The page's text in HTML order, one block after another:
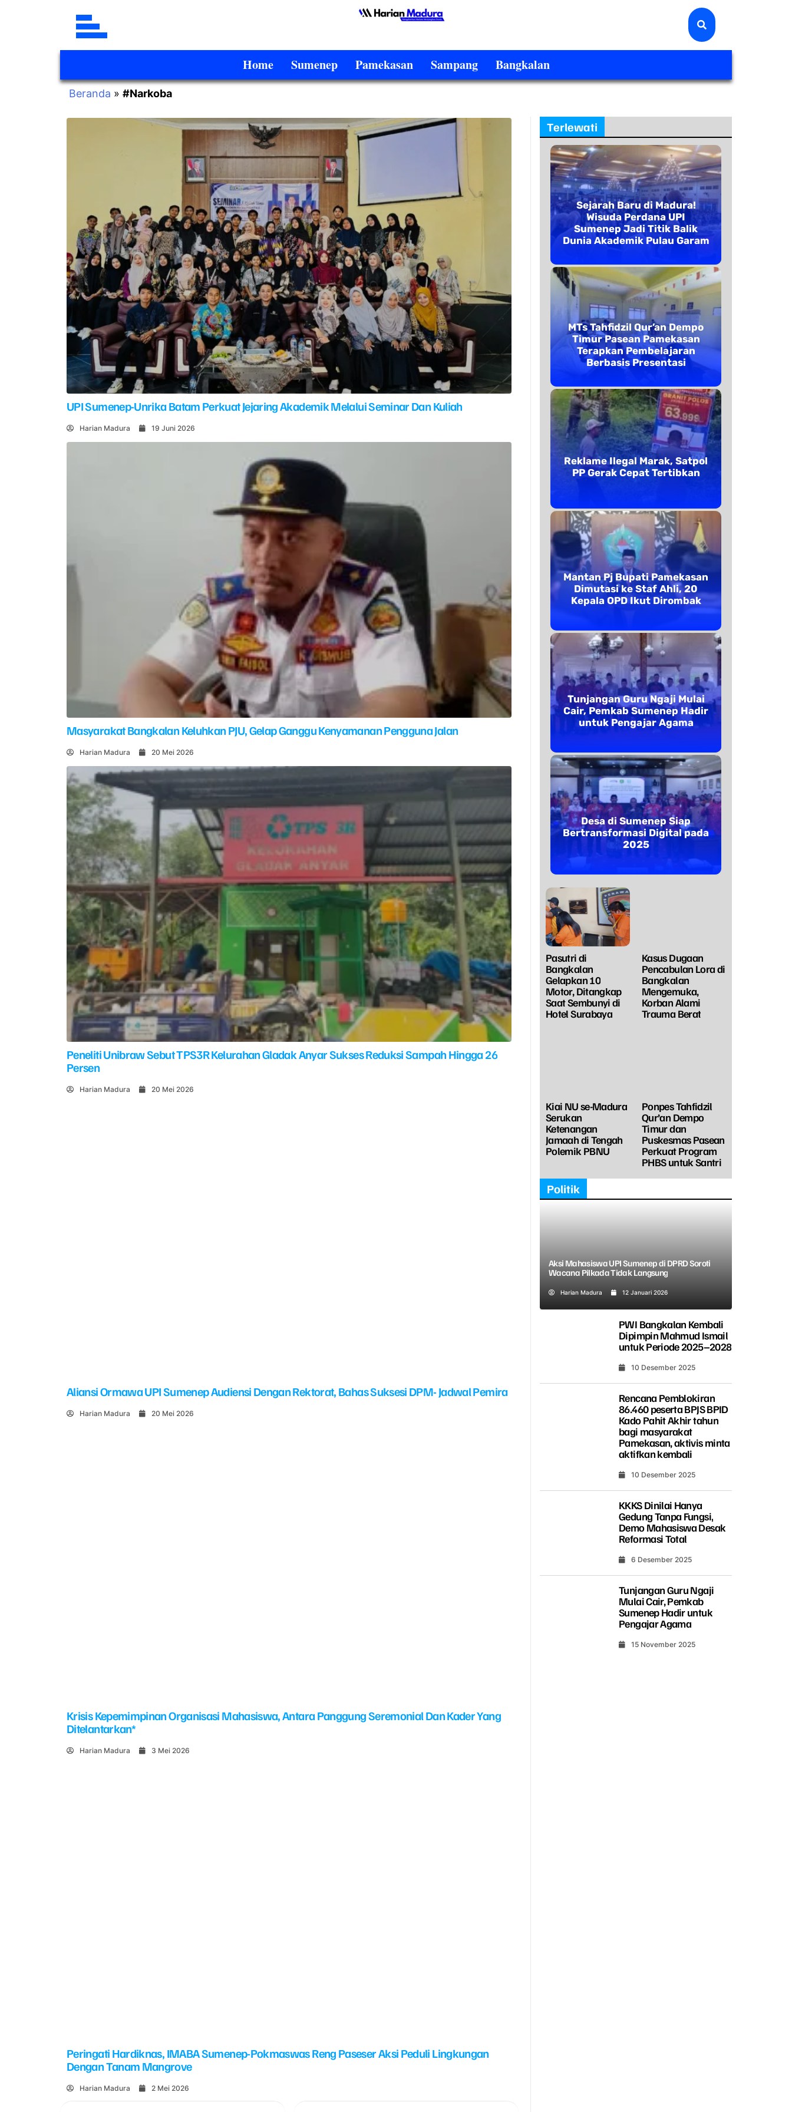
Home Sumenep Pamekasan Sampang Bangkalan
Beranda » #Narkoba
UPI Sumenep-Unrika Batam Perkuat Jejaring Akademik Melalui Seminar Dan Kuliah
Harian Madura 19 Juni 2026
Masyarakat Bangkalan Keluhkan PJU, Gelap Ganggu Kenyamanan Pengguna Jalan
Harian Madura 20 Mei 2026
Peneliti Unibraw Sebut TPS3R Kelurahan Gladak Anyar Sukses Reduksi Sampah Hingga 26
Persen
Harian Madura 20 Mei 2026
Aliansi Ormawa UPI Sumenep Audiensi Dengan Rektorat, Bahas Suksesi DPM- Jadwal Pemira
Harian Madura 20 Mei 2026
Krisis Kepemimpinan Organisasi Mahasiswa, Antara Panggung Seremonial Dan Kader Yang
Ditelantarkan*
Harian Madura 3 Mei 2026
Peringati Hardiknas, IMABA Sumenep-Pokmaswas Reng Paseser Aksi Peduli Lingkungan
Dengan Tanam Mangrove
Harian Madura 2 Mei 2026
Terlewati
Pasutri di
Bangkalan
Gelapkan 10
Motor, Ditangkap
Saat Sembunyi di
Hotel Surabaya
Kasus Dugaan
Pencabulan Lora di
Bangkalan
Mengemuka,
Korban Alami
Trauma Berat
Kiai NU se-Madura
Serukan
Ketenangan
Jamaah di Tengah
Polemik PBNU
Ponpes Tahfidzil
Qur’an Dempo
Timur dan
Puskesmas Pasean
Perkuat Program
PHBS untuk Santri
Sejarah Baru di Madura!
Wisuda Perdana UPI
Sumenep Jadi Titik Balik
Dunia Akademik Pulau Garam
MTs Tahfidzil Qur’an Dempo
Timur Pasean Pamekasan
Terapkan Pembelajaran
Berbasis Presentasi
Reklame Ilegal Marak, Satpol
PP Gerak Cepat Tertibkan
Mantan Pj Bupati Pamekasan
Dimutasi ke Staf Ahli, 20
Kepala OPD Ikut Dirombak
Tunjangan Guru Ngaji Mulai
Cair, Pemkab Sumenep Hadir
untuk Pengajar Agama
Desa di Sumenep Siap
Bertransformasi Digital pada
2025
Politik
Aksi Mahasiswa UPI Sumenep di DPRD Soroti
Wacana Pilkada Tidak Langsung
Harian Madura 12 Januari 2026
PWI Bangkalan Kembali
Dipimpin Mahmud Ismail
untuk Periode 2025–2028
10 Desember 2025
Rencana Pemblokiran
86.460 peserta BPJS BPID
Kado Pahit Akhir tahun
bagi masyarakat
Pamekasan, aktivis minta
aktifkan kembali
10 Desember 2025
KKKS Dinilai Hanya
Gedung Tanpa Fungsi,
Demo Mahasiswa Desak
Reformasi Total
6 Desember 2025
Tunjangan Guru Ngaji
Mulai Cair, Pemkab
Sumenep Hadir untuk
Pengajar Agama
15 November 2025